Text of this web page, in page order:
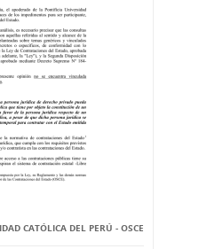
CATÓLICA DEL PERÚ - OSCE